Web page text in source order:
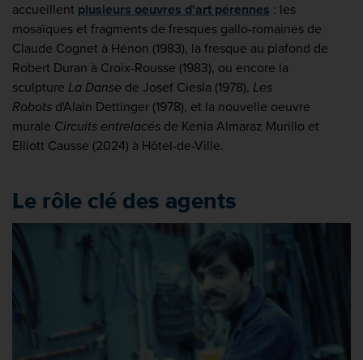
accueillent plusieurs oeuvres d'art pérennes : les
mosaïques et fragments de fresques gallo-romaines de
Claude Cognet à Hénon (1983), la fresque au plafond de
Robert Duran à Croix-Rousse (1983), ou encore la
sculpture La Danse de Josef Ciesla (1978), Les
Robots d'Alain Dettinger (1978), et la nouvelle oeuvre
murale Circuits entrelacés de Kenia Almaraz Murillo et
Elliott Causse (2024) à Hôtel-de-Ville.
Le rôle clé des agents